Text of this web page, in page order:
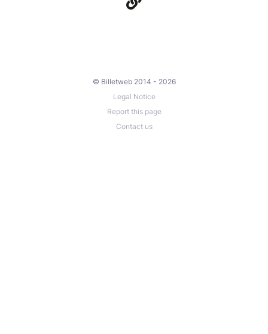
© Billetweb 2014 - 2026
Legal Notice
Report this page
Contact us